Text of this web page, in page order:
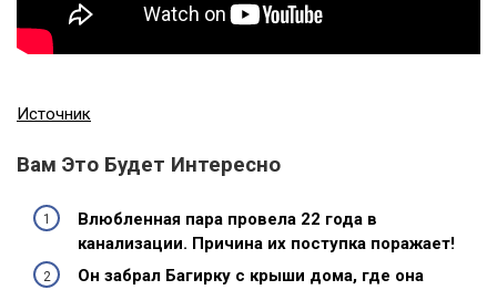
Источник
Вам Это Будет Интересно
Влюбленная пара провела 22 года в
канализации. Причина их поступка поражает!
Он забрал Багирку с крыши дома, где она